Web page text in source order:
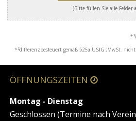
(Bitte füllen Sie alle Felder
* 1
*2differenzbesteuert gemäß §25a UStG.;MwSt.
ÖFFNUNGSZEITEN
Montag - Dienstag
Geschlossen (Termine nach